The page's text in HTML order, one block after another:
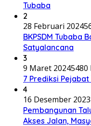
Tubaba
2
28 Februari 2024
BKPSDM Tubaba
Satyalancana
3
9 Maret 20245480
7 Prediksi Pejabat
4
16 Desember 2023
Pembangunan
Akses Jalan,